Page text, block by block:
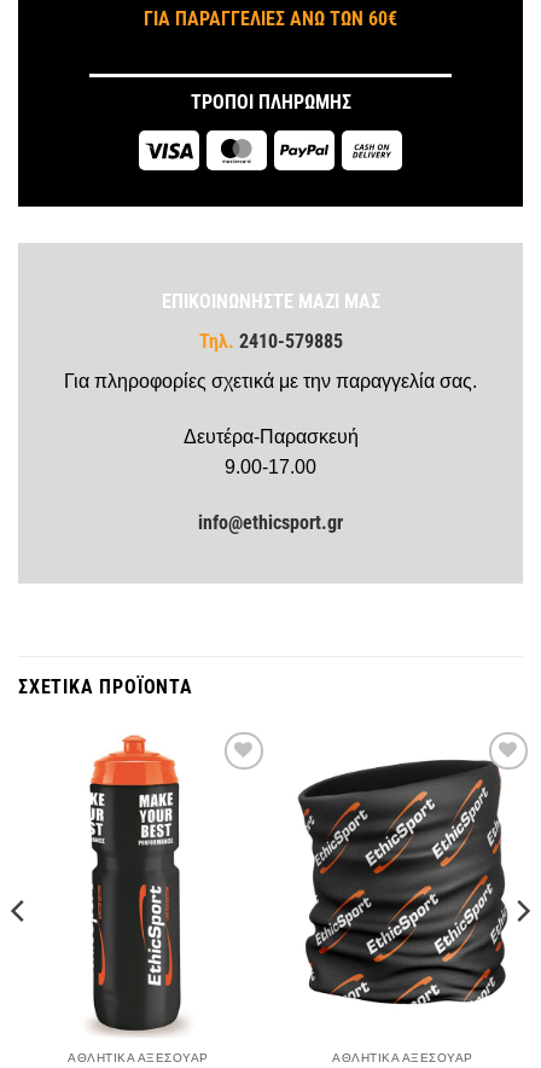
ΓΙΑ ΠΑΡΑΓΓΕΛΙΕΣ ΑΝΩ ΤΩΝ 60€
ΤΡΟΠΟΙ ΠΛΗΡΩΜΗΣ
Visa MasterCardPayPal
Delivery
ΕΠΙΚΟΙΝΩΝΗΣΤΕ ΜΑΖΙ ΜΑΣ
Τηλ. 2410-579885
Για πληροφορίες σχετικά με την παραγγελία σας.
Δευτέρα-Παρασκευή
9.00-17.00
info@ethicsport.gr
ΣΧΕΤΙΚΆ ΠΡΟΪΌΝΤΑ
ΑΘΛΗΤΙΚΆ ΑΞΕΣΟΥΆΡ
Wishlist
ΑΘΛΗΤΙΚΆ ΑΞΕΣΟΥΆΡ